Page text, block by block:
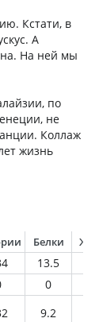
Кстати, в
А
На ней мы
по
не
Коллаж
жизнь
Белки
13.5
0
9.2